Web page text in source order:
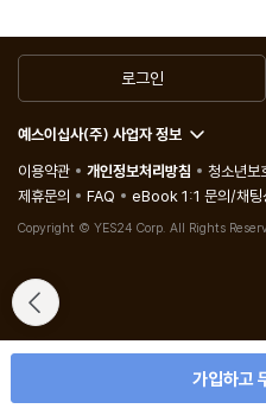
가입하고
로그인
예스이십사(주) 사업자 정보
이용약관
개인정보처리방침
청소년보
제휴문의
FAQ eBook 1:1 문의/채팅
Copyright © YES24 Corp. All Rights